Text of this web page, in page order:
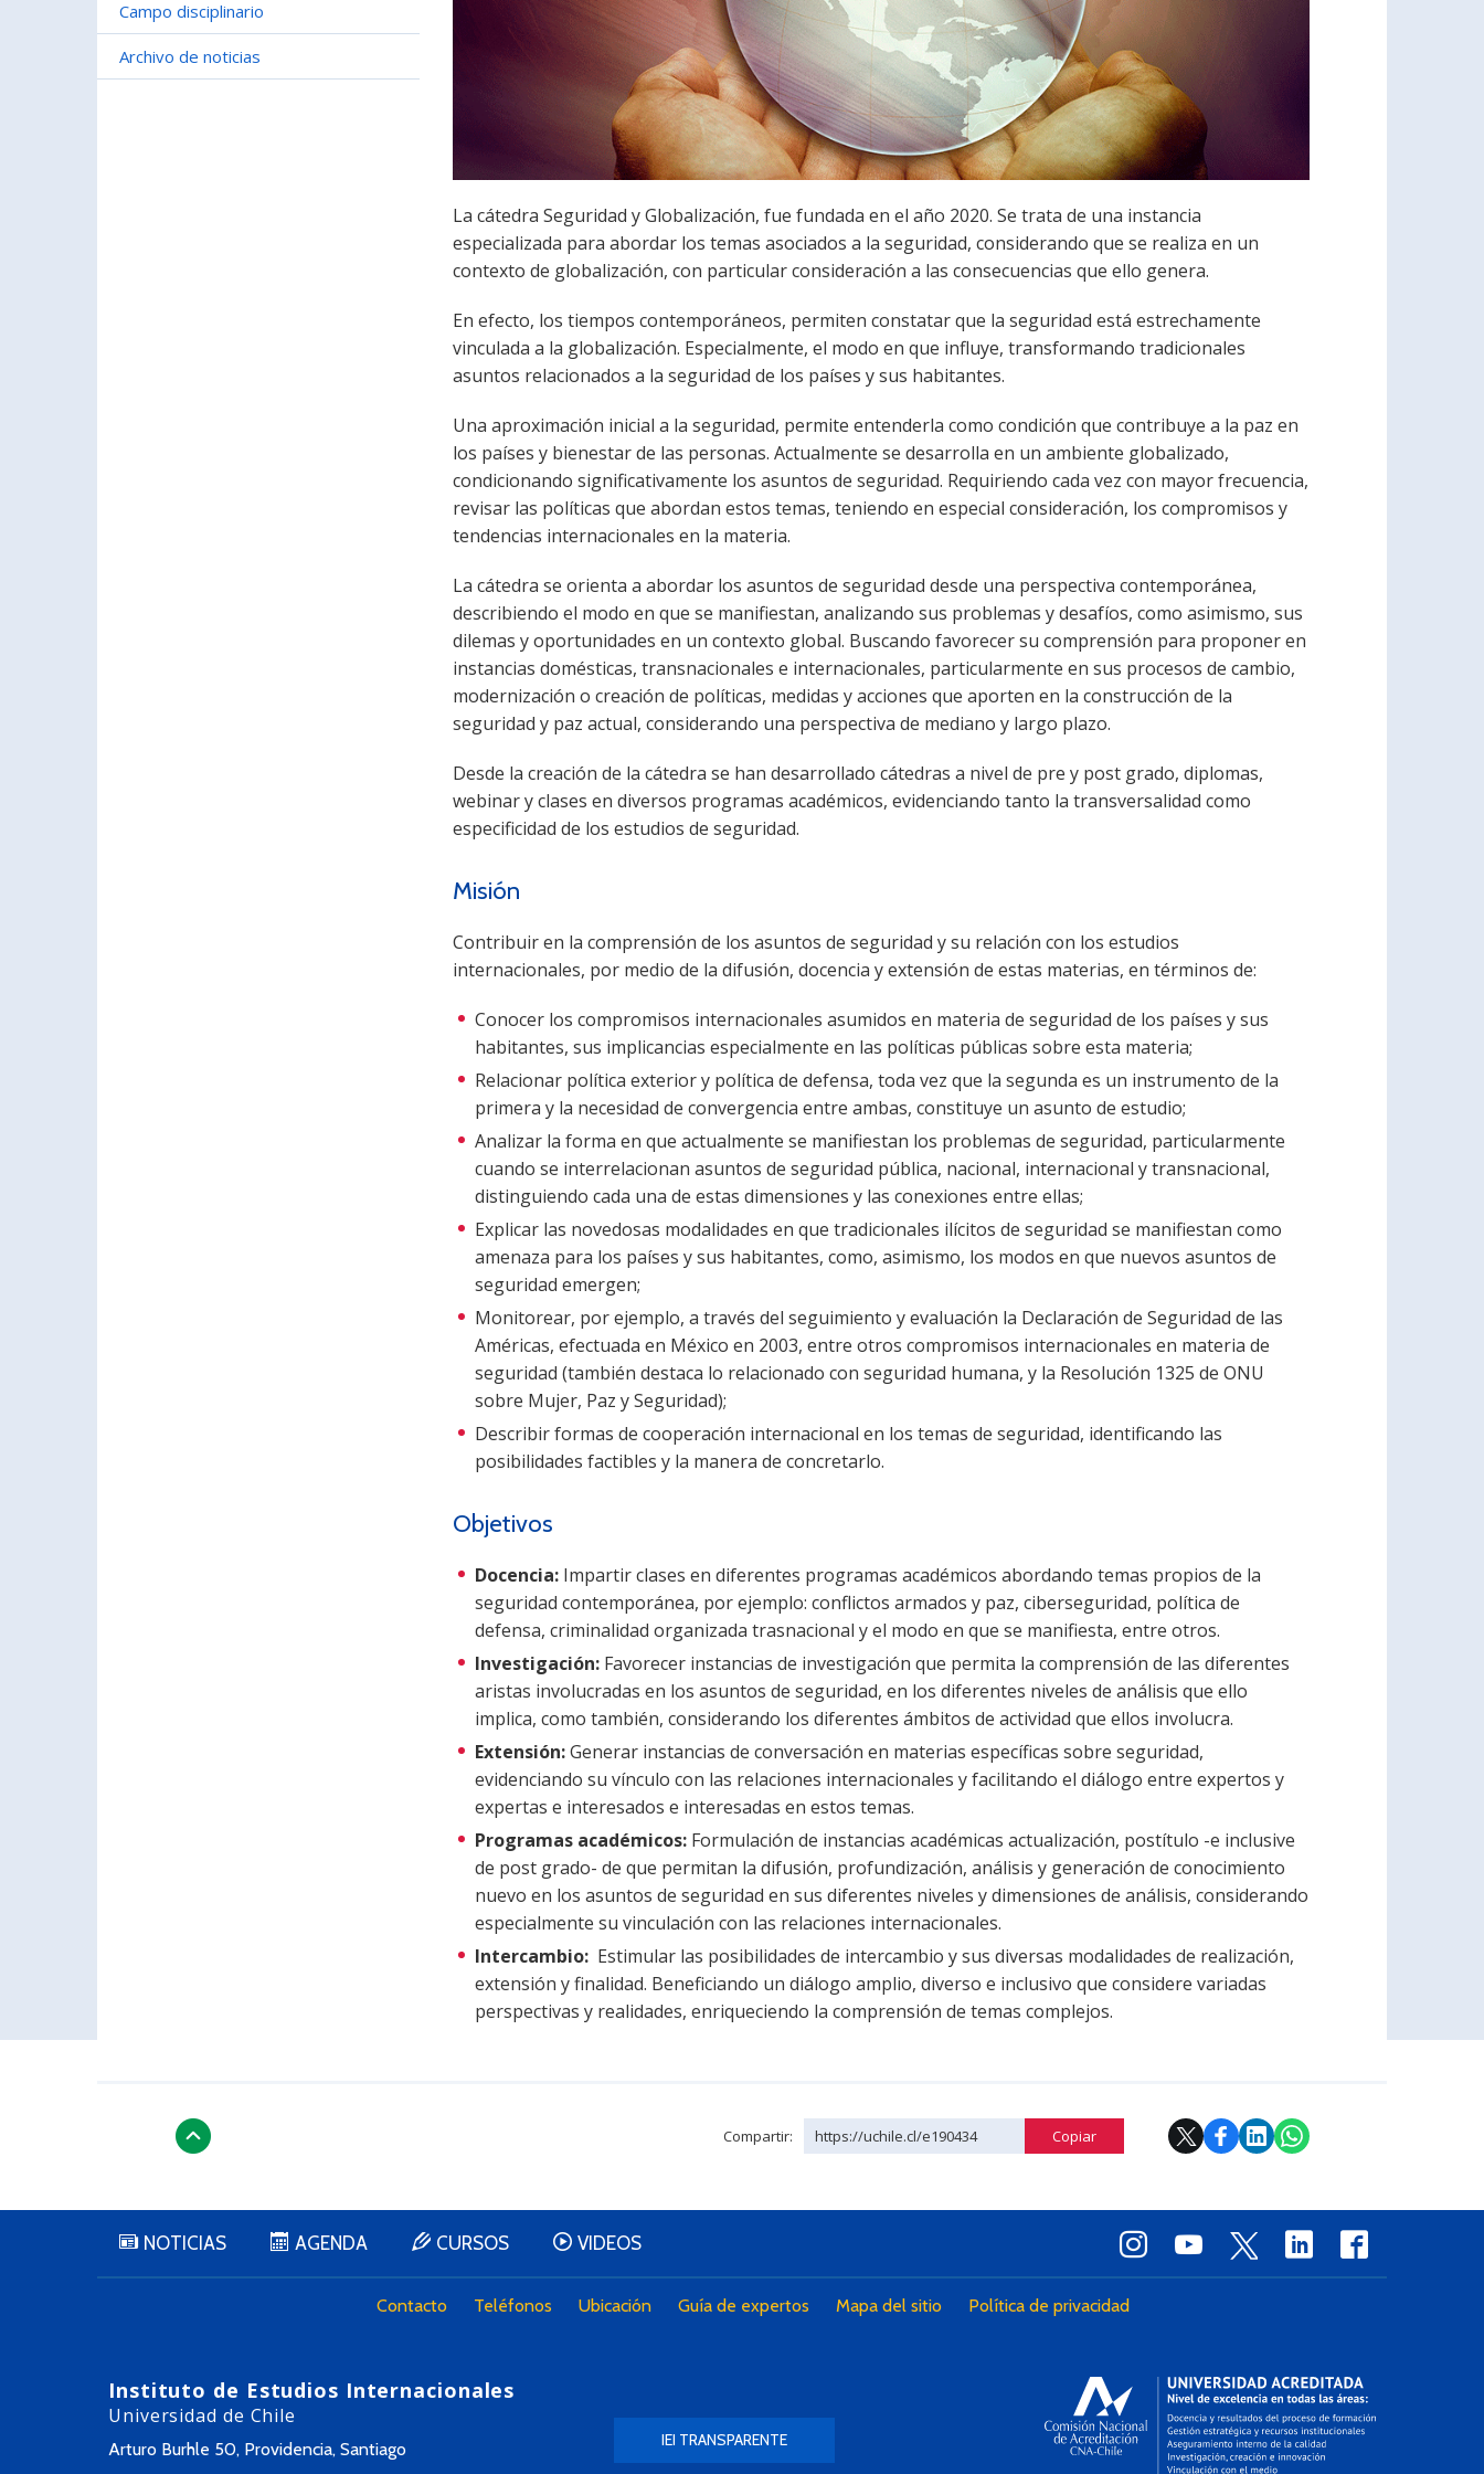
Campo disciplinario
Archivo de noticias
La cátedra Seguridad y Globalización, fue fundada en el año 2020. Se trata de una instancia
especializada para abordar los temas asociados a la seguridad, considerando que se realiza en un
contexto de globalización, con particular consideración a las consecuencias que ello genera.
En efecto, los tiempos contemporáneos, permiten constatar que la seguridad está estrechamente
vinculada a la globalización. Especialmente, el modo en que influye, transformando tradicionales
asuntos relacionados a la seguridad de los países y sus habitantes.
Una aproximación inicial a la seguridad, permite entenderla como condición que contribuye a la paz en
los países y bienestar de las personas. Actualmente se desarrolla en un ambiente globalizado,
condicionando significativamente los asuntos de seguridad. Requiriendo cada vez con mayor frecuencia,
revisar las políticas que abordan estos temas, teniendo en especial consideración, los compromisos y
tendencias internacionales en la materia.
La cátedra se orienta a abordar los asuntos de seguridad desde una perspectiva contemporánea,
describiendo el modo en que se manifiestan, analizando sus problemas y desafíos, como asimismo, sus
dilemas y oportunidades en un contexto global. Buscando favorecer su comprensión para proponer en
instancias domésticas, transnacionales e internacionales, particularmente en sus procesos de cambio,
modernización o creación de políticas, medidas y acciones que aporten en la construcción de la
seguridad y paz actual, considerando una perspectiva de mediano y largo plazo.
Desde la creación de la cátedra se han desarrollado cátedras a nivel de pre y post grado, diplomas,
webinar y clases en diversos programas académicos, evidenciando tanto la transversalidad como
especificidad de los estudios de seguridad.
Misión
Contribuir en la comprensión de los asuntos de seguridad y su relación con los estudios
internacionales, por medio de la difusión, docencia y extensión de estas materias, en términos de:
Conocer los compromisos internacionales asumidos en materia de seguridad de los países y sus
habitantes, sus implicancias especialmente en las políticas públicas sobre esta materia;
Relacionar política exterior y política de defensa, toda vez que la segunda es un instrumento de la
primera y la necesidad de convergencia entre ambas, constituye un asunto de estudio;
Analizar la forma en que actualmente se manifiestan los problemas de seguridad, particularmente
cuando se interrelacionan asuntos de seguridad pública, nacional, internacional y transnacional,
distinguiendo cada una de estas dimensiones y las conexiones entre ellas;
Explicar las novedosas modalidades en que tradicionales ilícitos de seguridad se manifiestan como
amenaza para los países y sus habitantes, como, asimismo, los modos en que nuevos asuntos de
seguridad emergen;
Monitorear, por ejemplo, a través del seguimiento y evaluación la Declaración de Seguridad de las
Américas, efectuada en México en 2003, entre otros compromisos internacionales en materia de
seguridad (también destaca lo relacionado con seguridad humana, y la Resolución 1325 de ONU
sobre Mujer, Paz y Seguridad);
Describir formas de cooperación internacional en los temas de seguridad, identificando las
posibilidades factibles y la manera de concretarlo.
Objetivos
Docencia: Impartir clases en diferentes programas académicos abordando temas propios de la
seguridad contemporánea, por ejemplo: conflictos armados y paz, ciberseguridad, política de
defensa, criminalidad organizada trasnacional y el modo en que se manifiesta, entre otros.
Investigación: Favorecer instancias de investigación que permita la comprensión de las diferentes
aristas involucradas en los asuntos de seguridad, en los diferentes niveles de análisis que ello
implica, como también, considerando los diferentes ámbitos de actividad que ellos involucra.
Extensión:Generar instancias de conversación en materias específicas sobre seguridad,
evidenciando su vínculo con las relaciones internacionales y facilitando el diálogo entre expertos y
expertas e interesados e interesadas en estos temas.
Programas académicos: Formulación de instancias académicas actualización, postítulo -e inclusive
de post grado- de que permitan la difusión, profundización, análisis y generación de conocimiento
nuevo en los asuntos de seguridad en sus diferentes niveles y dimensiones de análisis, considerando
especialmente su vinculación con las relaciones internacionales.
Intercambio: Estimular las posibilidades de intercambio y sus diversas modalidades de realización,
extensión y finalidad. Beneficiando un diálogo amplio, diverso e inclusivo que considere variadas
perspectivas y realidades, enriqueciendo la comprensión de temas complejos.
Compartir: https://uchile.cl/e190434 Copiar
NOTICIAS AGENDA CURSOS VIDEOS
Contacto Teléfonos Ubicación Guía de expertos Mapa del sitio Política de privacidad
Instituto de Estudios Internacionales
Universidad de Chile
Arturo Burhle 50, Providencia, Santiago
IEI TRANSPARENTE